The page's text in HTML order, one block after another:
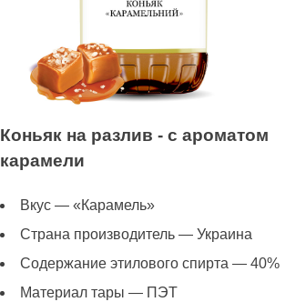
Коньяк на разлив - с ароматом
карамели
Вкус — «Карамель»
Страна производитель — Украина
Содержание этилового спирта — 40%
Материал тары — ПЭТ